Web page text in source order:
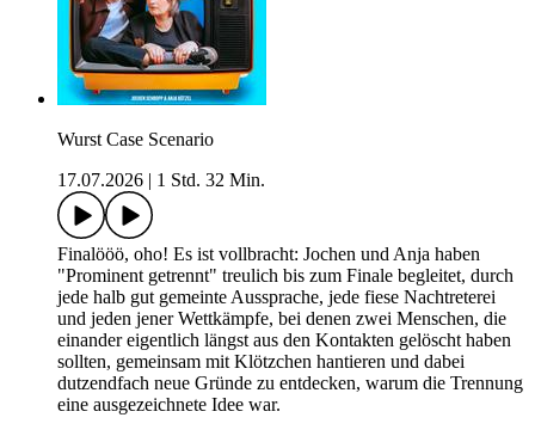
Wurst Case Scenario
17.07.2026
1 Std. 32 Min.
Finalööö, oho! Es ist vollbracht: Jochen und Anja haben
"Prominent getrennt" treulich bis zum Finale begleitet, durch
jede halb gut gemeinte Aussprache, jede fiese Nachtreterei
und jeden jener Wettkämpfe, bei denen zwei Menschen, die
einander eigentlich längst aus den Kontakten gelöscht haben
sollten, gemeinsam mit Klötzchen hantieren und dabei
dutzendfach neue Gründe zu entdecken, warum die Trennung
eine ausgezeichnete Idee war.